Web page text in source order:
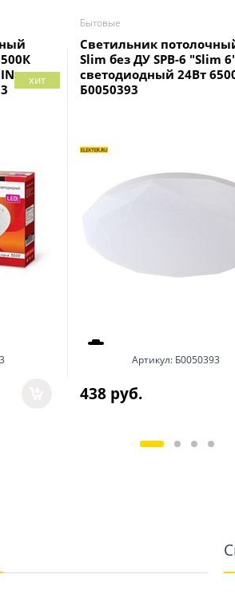
хит
Бытовые
Светильник
Slim без ДУ SPB-6 "Slim
светодиодный 24Вт
Б0050393
Артикул: Б0050393
438 руб.